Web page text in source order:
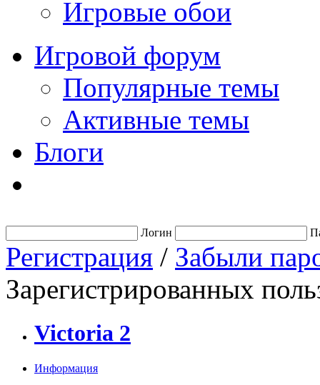
Игровые обои
Игровой форум
Популярные темы
Активные темы
Блоги
Логин
Регистрация / Забыли
Зарегистрированных
Victoria 2
Информация